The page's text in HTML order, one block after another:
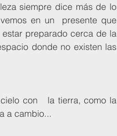
siempre dice más de lo
en un  presente que
preparado cerca de la
donde no existen las
a cambio...